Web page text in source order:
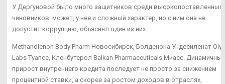
У Дергуновой было много защитников среди высокопоставленных
чиновников: может, у нее и сложный характер, но с ним она не
допустит коррупцию, объяснял один из них.
Methandienon Body Pharm Новосибирск, Болденона Ундесиленат
Labs Туапсе, Кленбутерол Balkan Pharmaceuticals Миасс. Динамичный
прирост внутреннего кредита последует не просто за снижением
процентной ставки, а скорее за ростом доходов в отраслях,